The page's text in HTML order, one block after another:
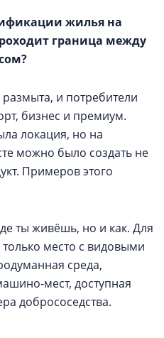
жилья на
граница между
и потребители
бизнес и премиум.
локация, но на
можно было создать не
Примеров этого
ты живёшь, но и как. Для
место с видовыми
среда,
мест, доступная
добрососедства.